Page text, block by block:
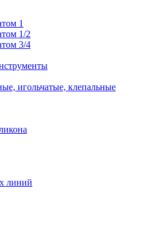
1
1/2
3/4
игольчатые, клепальные
линий